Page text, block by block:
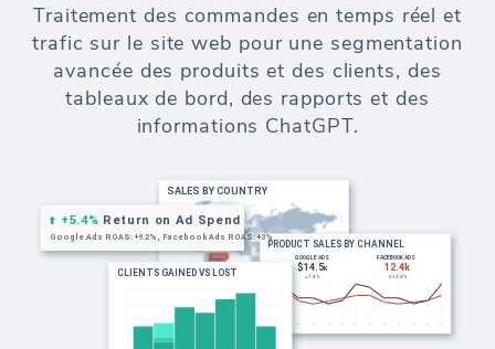
Traitement des commandes en temps réel et
trafic sur le site web pour une segmentation
avancée des produits et des clients, des
tableaux de bord, des rapports et des
informations ChatGPT.